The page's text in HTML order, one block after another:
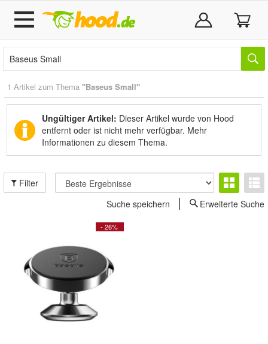
1 Artikel zum Thema "Baseus Small"
Ungültiger Artikel: Dieser Artikel wurde von Hood
entfernt oder ist nicht mehr verfügbar. Mehr
Informationen zu diesem Thema.
Filter
Suche speichern
Erweiterte Suche
- 26%